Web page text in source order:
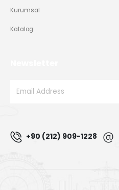
Kurumsal
Katalog
+90 (212) 909-1228